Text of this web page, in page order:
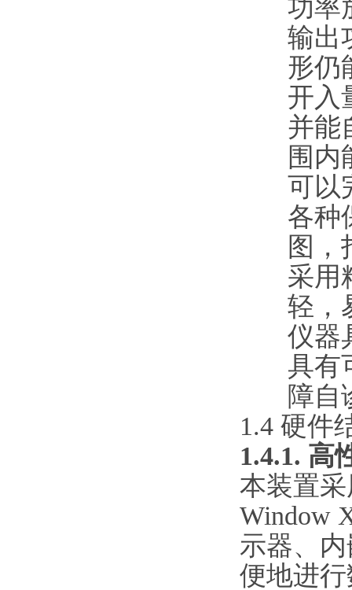
功率
输出
形仍
开入
并能
围内
可以
各种
图，
采用
轻，
仪器
具有
障自
1.4 硬件
1.4.1. 高
本装置
Window
示器、
便地进